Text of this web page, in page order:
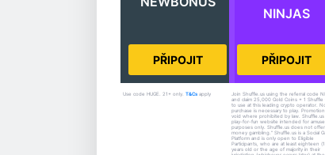
PŘIPOJIT
Use code HUGE. 21+ only. T&Cs apply
NINJAS
PŘIPOJIT
Join Shuffle.us using the referral code
and claim 25,000 Gold Coins + 1 Shuffle
to use at this leading crypto operator.
purchase is necessary to play.
void where prohibited by law. Shuffle.us
play-for-fun website intended for
purposes only. Shuffle.us does not offer
money gambling.” Shuffle.us is a Social
Platform and is only open to Eligible
Participants, who are at least eighteen
years old or the age of majority in their